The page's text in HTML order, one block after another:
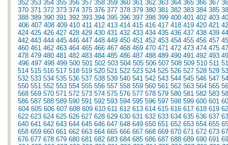
352 353 354 355 356 357 358 359 360 361 362 363 364 365 366 367
370 371 372 373 374 375 376 377 378 379 380 381 382 383 384 385
388 389 390 391 392 393 394 395 396 397 398 399 400 401 402 403
406 407 408 409 410 411 412 413 414 415 416 417 418 419 420 421
424 425 426 427 428 429 430 431 432 433 434 435 436 437 438 439
442 443 444 445 446 447 448 449 450 451 452 453 454 455 456 457
460 461 462 463 464 465 466 467 468 469 470 471 472 473 474 475
478 479 480 481 482 483 484 485 486 487 488 489 490 491 492 493
496 497 498 499 500 501 502 503 504 505 506 507 508 509 510 511
514 515 516 517 518 519 520 521 522 523 524 525 526 527 528 529
532 533 534 535 536 537 538 539 540 541 542 543 544 545 546 547
550 551 552 553 554 555 556 557 558 559 560 561 562 563 564 565
568 569 570 571 572 573 574 575 576 577 578 579 580 581 582 583
586 587 588 589 590 591 592 593 594 595 596 597 598 599 600 601
604 605 606 607 608 609 610 611 612 613 614 615 616 617 618 619
622 623 624 625 626 627 628 629 630 631 632 633 634 635 636 637
640 641 642 643 644 645 646 647 648 649 650 651 652 653 654 655
658 659 660 661 662 663 664 665 666 667 668 669 670 671 672 673
676 677 678 679 680 681 682 683 684 685 686 687 688 689 690 691